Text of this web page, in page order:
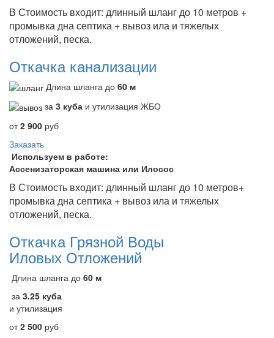
В Стоимость входит: длинный шланг до 10 метров +
промывка дна септика + вывоз ила и тяжелых
отложений, песка.
Откачка канализации
Длина шланга до 60 м
за 3 куба и утилизация ЖБО
от2 900 руб
Заказать
Используем в работе:
Ассенизаторская машина или Илосос
В Стоимость входит: длинный шланг до 10 метров+
промывка дна септика + вывоз ила и тяжелых
отложений, песка.
Откачка Грязной Воды
Иловых Отложений
Длина шланга до 60 м
за 3.25 куба
и утилизация
от2 500 руб